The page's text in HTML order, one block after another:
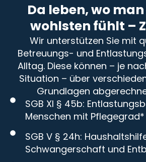
Da leben, wo
wohlsten fühlt –
Wir unterstützen Sie mit
Betreuungs- und
Alltag. Diese können – je
Situation – über
Grundlagen
SGB XI § 45b:
Menschen mit Pflegegrad*
SGB V § 24h:
Schwangerschaft und